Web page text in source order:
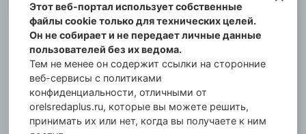
© Информационный городской портал
Орловская cреда-плюс, 2021-2026
Свидетельство о регистрации СМИ: ПИ №57-
00254 от 29 октября 2013 г.
Газета зарегистрирована Управлением
Федеральной службы по надзору в сфере связи,
информационных технологий и массовых
коммуникаций по Орловской области.
Этот веб-портал использует собственные
файлы cookie только для технических целей.
Он не собирает и не передает личные данные
пользователей без их ведома.
Тем не менее он содержит ссылки на сторонние
веб-сервисы с политиками
конфиденциальности, отличными от
orelsredaplus.ru, которые вы можете решить,
принимать их или нет, когда вы получаете к ним